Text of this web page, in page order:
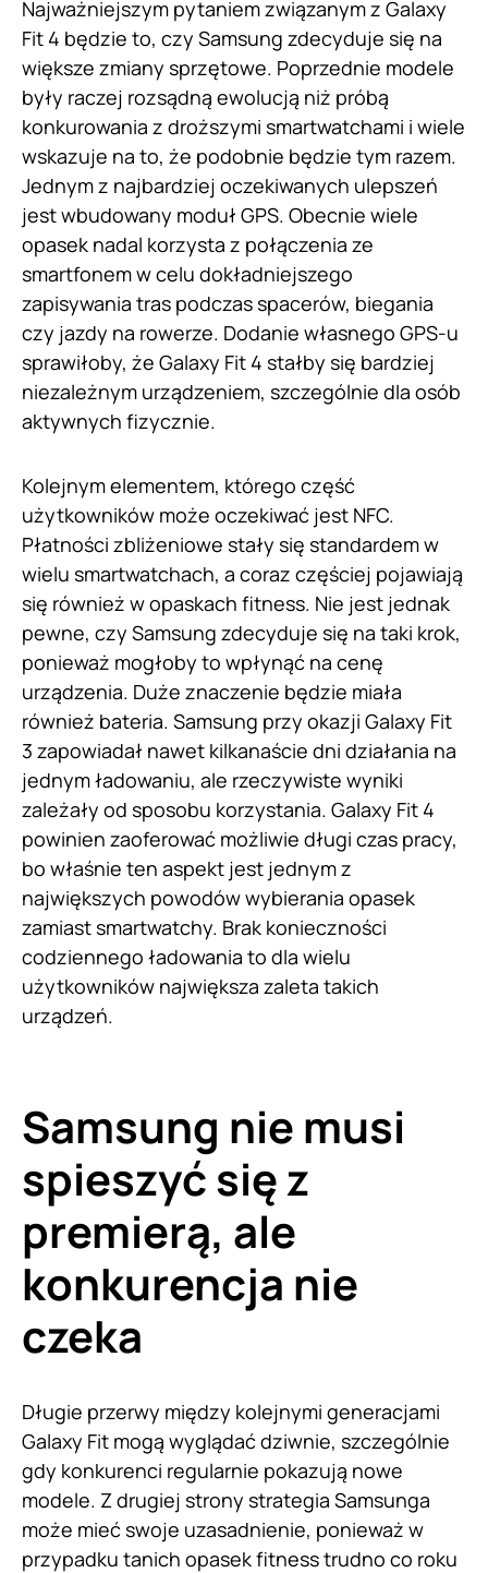
Najważniejszym pytaniem związanym z Galaxy
Fit 4 będzie to, czy Samsung zdecyduje się na
większe zmiany sprzętowe. Poprzednie modele
były raczej rozsądną ewolucją niż próbą
konkurowania z droższymi smartwatchami i wiele
wskazuje na to, że podobnie będzie tym razem.
Jednym z najbardziej oczekiwanych ulepszeń
jest wbudowany moduł GPS. Obecnie wiele
opasek nadal korzysta z połączenia ze
smartfonem w celu dokładniejszego
zapisywania tras podczas spacerów, biegania
czy jazdy na rowerze. Dodanie własnego GPS-u
sprawiłoby, że Galaxy Fit 4 stałby się bardziej
niezależnym urządzeniem, szczególnie dla osób
aktywnych fizycznie.
Kolejnym elementem, którego część
użytkowników może oczekiwać jest NFC.
Płatności zbliżeniowe stały się standardem w
wielu smartwatchach, a coraz częściej pojawiają
się również w opaskach fitness. Nie jest jednak
pewne, czy Samsung zdecyduje się na taki krok,
ponieważ mogłoby to wpłynąć na cenę
urządzenia. Duże znaczenie będzie miała
również bateria. Samsung przy okazji Galaxy Fit
3 zapowiadał nawet kilkanaście dni działania na
jednym ładowaniu, ale rzeczywiste wyniki
zależały od sposobu korzystania. Galaxy Fit 4
powinien zaoferować możliwie długi czas pracy,
bo właśnie ten aspekt jest jednym z
największych powodów wybierania opasek
zamiast smartwatchy. Brak konieczności
codziennego ładowania to dla wielu
użytkowników największa zaleta takich
urządzeń.
Samsung nie musi
spieszyć się z
premierą, ale
konkurencja nie
czeka
Długie przerwy między kolejnymi generacjami
Galaxy Fit mogą wyglądać dziwnie, szczególnie
gdy konkurenci regularnie pokazują nowe
modele. Z drugiej strony strategia Samsunga
może mieć swoje uzasadnienie, ponieważ w
przypadku tanich opasek fitness trudno co roku